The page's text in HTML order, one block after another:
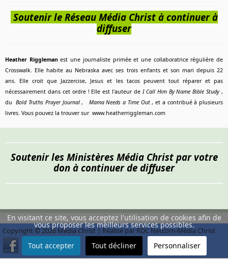
Soutenir le Réseau Média Christ à continuer à
diffuser
Heather Rigglemanest une journaliste primée et une collaboratrice régulière de
Crosswalk. Elle habite au Nebraska avec ses trois enfants et son mari depuis 22
ans. Elle croit que Jazzercise, Jesus et les tacos peuvent tout réparer et pas
nécessairement dans cet ordre ! Elle est l'auteur de I Call Him By Name Bible Study,
duBold Truths Prayer Journal, Mama Needs a Time Out, et a contribué à plusieurs
livres. Vous pouvez la trouver sur www.heatherriggleman.com
Soutenir les Ministères Média Christ par votre
don à continuer de diffuser
Copyright © 2026 Média Christ | Réalisé par RDC Netcom-Média Christ
En visitant ce site, vous acceptez l'utilisation de cookies afin de
vous proposer les meilleurs services possibles.
Tout accepter Tout décliner Personnaliser